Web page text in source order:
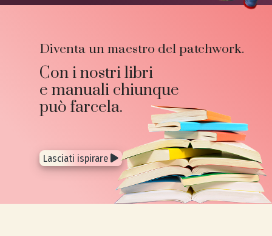
Diventa un maestro del patchwork.
Con i nostri libri
e manuali chiunque
può farcela.
Lasciati ispirare